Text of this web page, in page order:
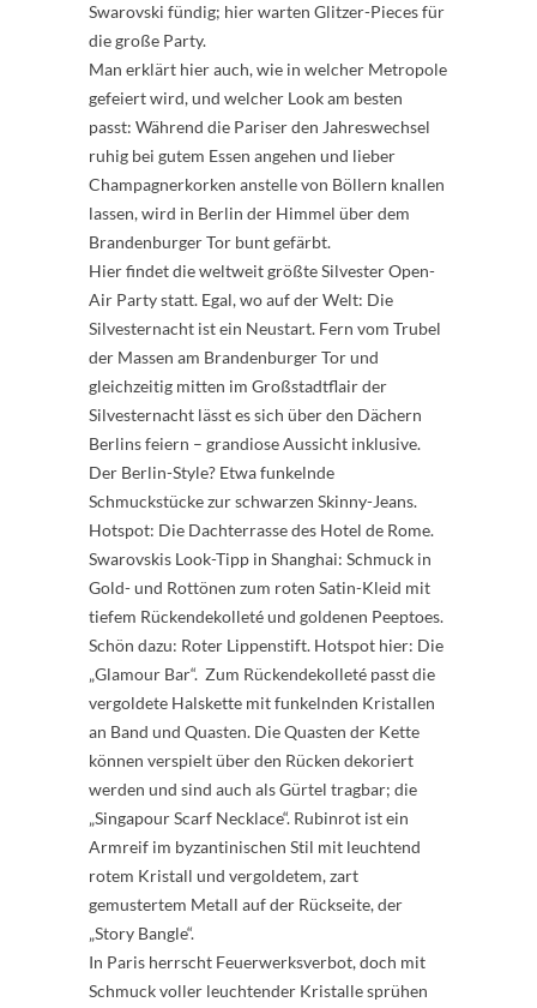
Swarovski fündig; hier warten Glitzer-Pieces für
die große Party.
Man erklärt hier auch, wie in welcher Metropole
gefeiert wird, und welcher Look am besten
passt: Während die Pariser den Jahreswechsel
ruhig bei gutem Essen angehen und lieber
Champagnerkorken anstelle von Böllern knallen
lassen, wird in Berlin der Himmel über dem
Brandenburger Tor bunt gefärbt.
Hier findet die weltweit größte Silvester Open-
Air Party statt. Egal, wo auf der Welt: Die
Silvesternacht ist ein Neustart. Fern vom Trubel
der Massen am Brandenburger Tor und
gleichzeitig mitten im Großstadtflair der
Silvesternacht lässt es sich über den Dächern
Berlins feiern – grandiose Aussicht inklusive.
Der Berlin-Style? Etwa funkelnde
Schmuckstücke zur schwarzen Skinny-Jeans.
Hotspot: Die Dachterrasse des Hotel de Rome.
Swarovskis Look-Tipp in Shanghai: Schmuck in
Gold- und Rottönen zum roten Satin-Kleid mit
tiefem Rückendekolleté und goldenen Peeptoes.
Schön dazu: Roter Lippenstift. Hotspot hier: Die
„Glamour Bar“. Zum Rückendekolleté passt die
vergoldete Halskette mit funkelnden Kristallen
an Band und Quasten. Die Quasten der Kette
können verspielt über den Rücken dekoriert
werden und sind auch als Gürtel tragbar; die
„Singapour Scarf Necklace“. Rubinrot ist ein
Armreif im byzantinischen Stil mit leuchtend
rotem Kristall und vergoldetem, zart
gemustertem Metall auf der Rückseite, der
„Story Bangle“.
In Paris herrscht Feuerwerksverbot, doch mit
Schmuck voller leuchtender Kristalle sprühen